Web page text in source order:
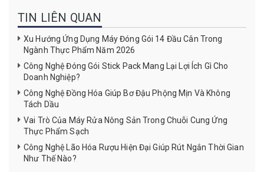
TIN LIÊN QUAN
Xu Hướng Ứng Dụng Máy Đóng Gói 14 Đầu Cân Trong
Ngành Thực Phẩm Năm 2026
Công Nghệ Đóng Gói Stick Pack Mang Lại Lợi Ích Gì Cho
Doanh Nghiệp?
Công Nghệ Đồng Hóa Giúp Bơ Đậu Phộng Mịn Và Không
Tách Dầu
Vai Trò Của Máy Rửa Nông Sản Trong Chuỗi Cung Ứng
Thực Phẩm Sạch
Công Nghệ Lão Hóa Rượu Hiện Đại Giúp Rút Ngắn Thời Gian
Như Thế Nào?